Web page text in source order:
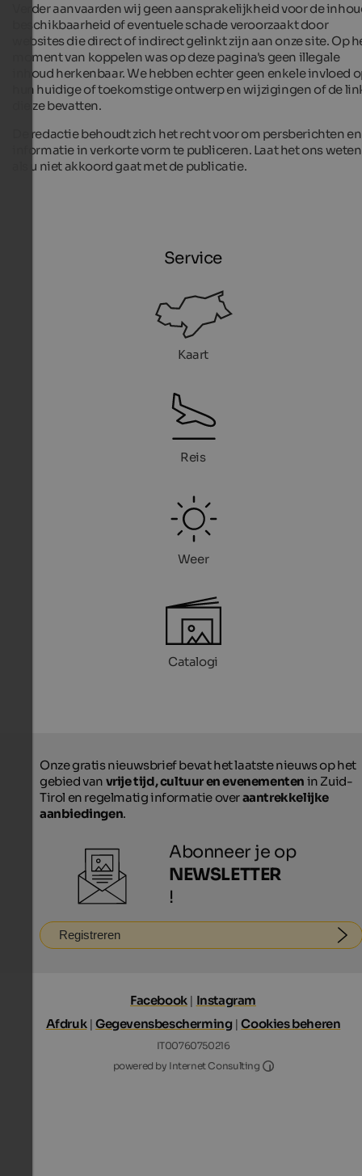
Verder aanvaarden wij geen aansprakelijkheid voor de
beschikbaarheid of eventuele schade veroorzaakt door
websites die direct of indirect gelinkt zijn aan onze site. Op
moment van koppelen was op deze pagina's geen illegale
inhoud herkenbaar. We hebben echter geen enkele invloed
hun huidige of toekomstige ontwerp en wijzigingen of de
die ze bevatten.
De redactie behoudt zich het recht voor om persberichten en
informatie in verkorte vorm te publiceren. Laat het ons weten
als u niet akkoord gaat met de publicatie.
Service
Kaart
Reis
Weer
Catalogi
Onze gratis nieuwsbrief bevat het laatste nieuws op het
gebied van vrije tijd, cultuur en evenementen in Zuid-
Tirol en regelmatig informatie overaantrekkelijke
aanbiedingen.
Abonneer je op
NEWSLETTER
!
Registreren
Facebook| Instagram
Afdruk|Gegevensbescherming |Cookies beheren
IT00760750216
powered by Internet Consulting
Internet